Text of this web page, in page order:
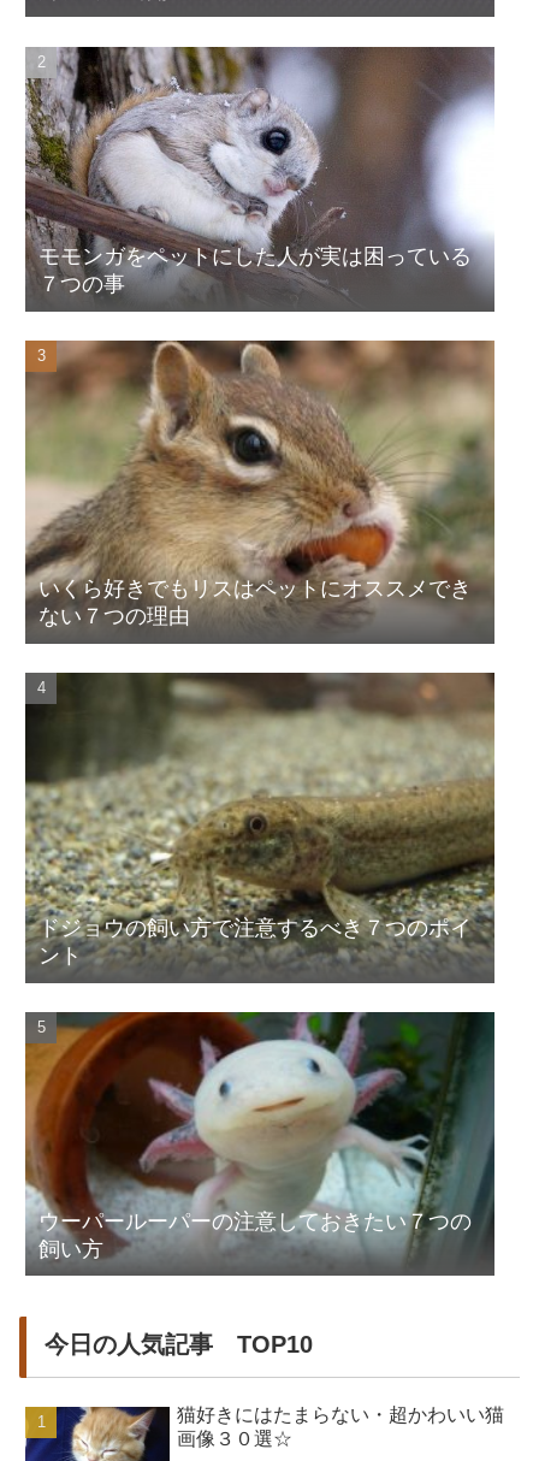
モモンガをペットにした人が実は困っている
７つの事
いくら好きでもリスはペットにオススメでき
ない７つの理由
ドジョウの飼い方で注意するべき７つのポイ
ント
ウーパールーパーの注意しておきたい７つの
飼い方
今日の人気記事 TOP10
猫好きにはたまらない・超かわいい猫
画像３０選☆